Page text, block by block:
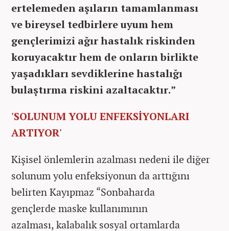
ertelemeden aşıların tamamlanması
ve bireysel tedbirlere uyum hem
gençlerimizi ağır hastalık riskinden
koruyacaktır hem de onların birlikte
yaşadıkları sevdiklerine hastalığı
bulaştırma riskini azaltacaktır.”
'SOLUNUM YOLU ENFEKSİYONLARI
ARTIYOR'
Kişisel önlemlerin azalması nedeni ile diğer
solunum yolu enfeksiyonun da arttığını
belirten Kayıpmaz “Sonbaharda
gençlerde maske kullanımının
azalması, kalabalık sosyal ortamlarda